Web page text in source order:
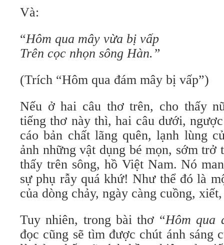
Và:
“Hôm qua mây vừa bị vấp
Trên cọc nhọn sông Hàn.”
(Trích “Hôm qua đám mây bị vấp”)
Nếu ở hai câu thơ trên, cho thấy
tiếng thơ này thì, hai câu dưới,
cáo bản chất lãng quên, lạnh lùng
ảnh những vật dụng bé mọn, sớm trở
thấy trên sông, hồ Việt Nam. Nó
sự phụ rẫy quá khứ! Như thể đó là
của dòng chảy, ngày càng cuồng,
Tuy nhiên, trong bài thơ “Hôm qua
đọc cũng sẽ tìm được chút ánh sáng